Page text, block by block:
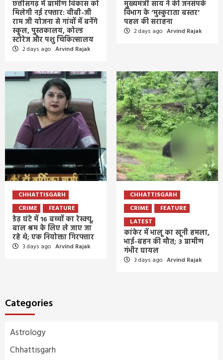
छत्तीसगढ़ में ग्रामीण विकास को
मिलेगी नई रफ्तार: वीबी-जी
राम जी योजना से गांवों में बनेंगे
स्कूल, पुस्तकालय, कोल्ड
स्टोरेज और पशु चिकित्सालय
2 days ago Arvind Rajak
मुख्यमंत्री साय ने की जनसंपर्क
विभाग के ‘मुस्कुराता बस्तर’
पहल की सराहना
2 days ago Arvind Rajak
CHHATTISGARH
CRIME
FEATURE
डेढ़ घंटे में 16 बच्चों का रेस्क्यू,
बाल श्रम के लिए ले जाए जा
रहे थे; एक नियोक्ता गिरफ्तार
3 days ago Arvind Rajak
CHHATTISGARH
CRIME
FEATURE
LATEST
कांकेर में भालू का खूनी हमला,
भाई-बहन की मौत; 3 ग्रामीण
गंभीर घायल
3 days ago Arvind Rajak
Categories
Astrology
Chhattisgarh